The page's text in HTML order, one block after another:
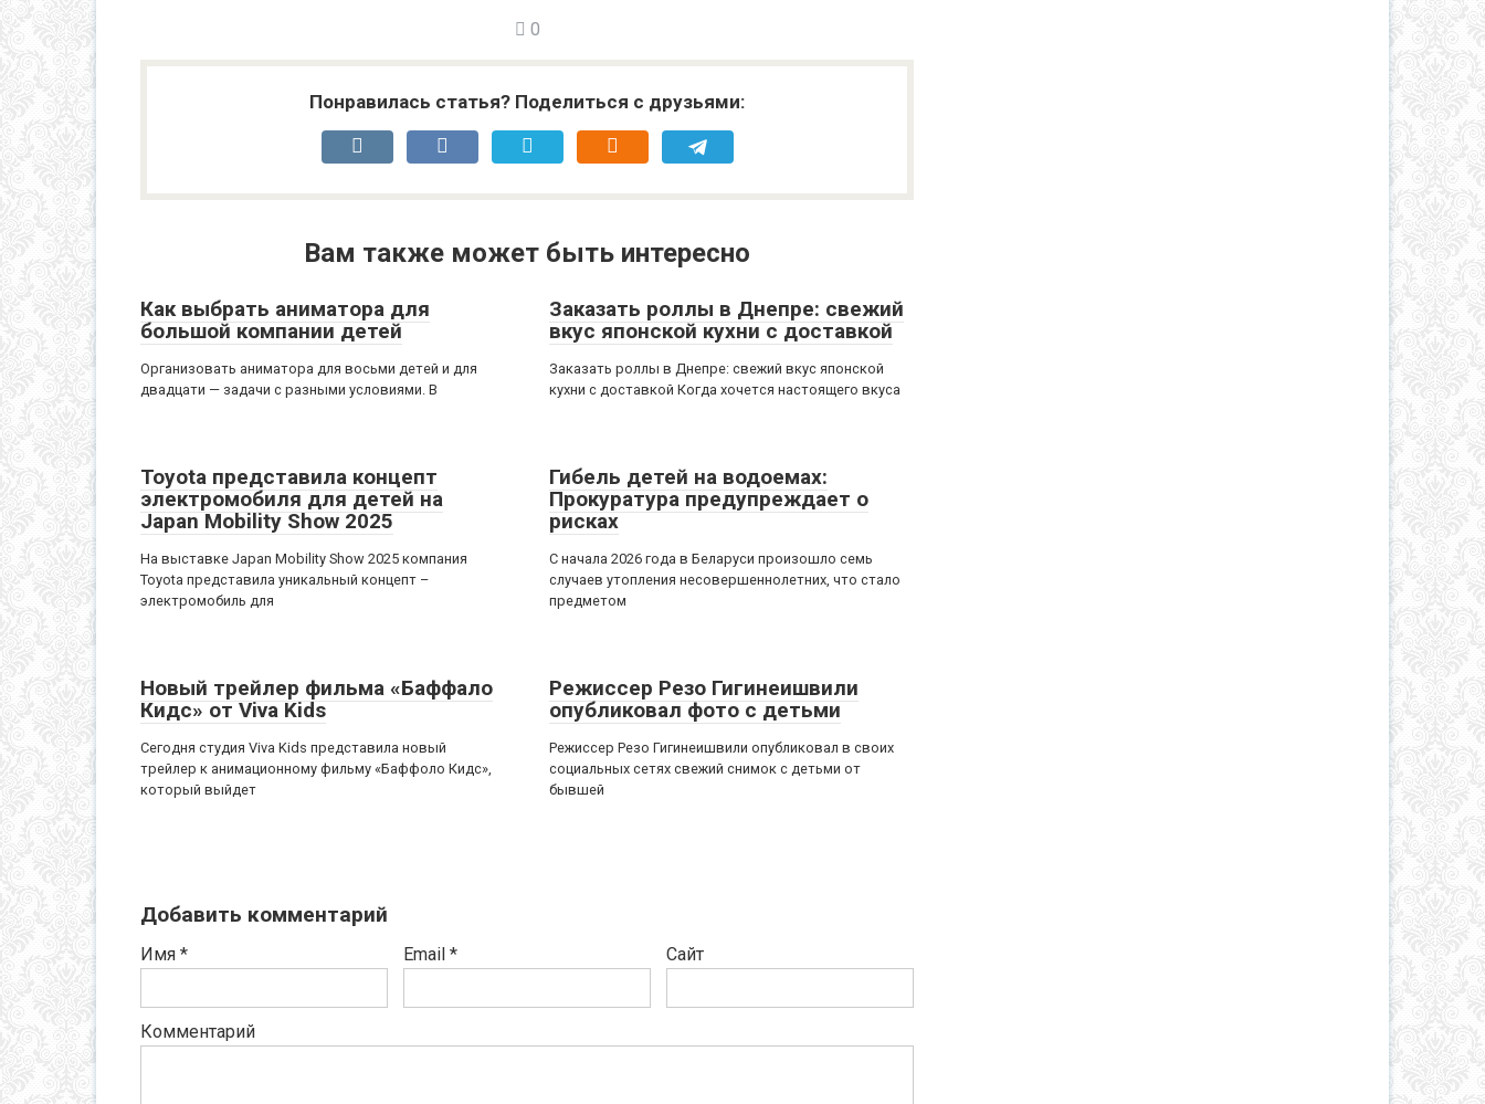
0
Понравилась статья? Поделиться с друзьями:
Вам также может быть интересно
Как выбрать аниматора для
большой компании детей
Организовать аниматора для восьми детей и для
двадцати — задачи с разными условиями. В
Заказать роллы в Днепре: свежий
вкус японской кухни с доставкой
Заказать роллы в Днепре: свежий вкус японской
кухни с доставкой Когда хочется настоящего вкуса
Toyota представила концепт
электромобиля для детей на
Japan Mobility Show 2025
На выставке Japan Mobility Show 2025 компания
Toyota представила уникальный концепт –
электромобиль для
Гибель детей на водоемах:
Прокуратура предупреждает о
рисках
С начала 2026 года в Беларуси произошло семь
случаев утопления несовершеннолетних, что стало
предметом
Новый трейлер фильма «Баффало
Кидс» от Viva Kids
Сегодня студия Viva Kids представила новый
трейлер к анимационному фильму «Баффоло Кидс»,
который выйдет
Режиссер Резо Гигинеишвили
опубликовал фото с детьми
Режиссер Резо Гигинеишвили опубликовал в своих
социальных сетях свежий снимок с детьми от
бывшей
Добавить комментарий
Имя * Email * Сайт
Комментарий